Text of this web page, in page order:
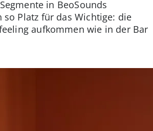
in BeoSounds
Platz für das Wichtige: die
aufkommen wie in der Bar